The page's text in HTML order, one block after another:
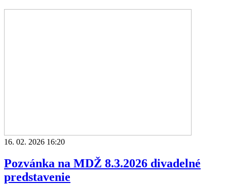
16. 02. 2026 16:20
Pozvánka na MDŽ 8.3.2026 divadelné
predstavenie